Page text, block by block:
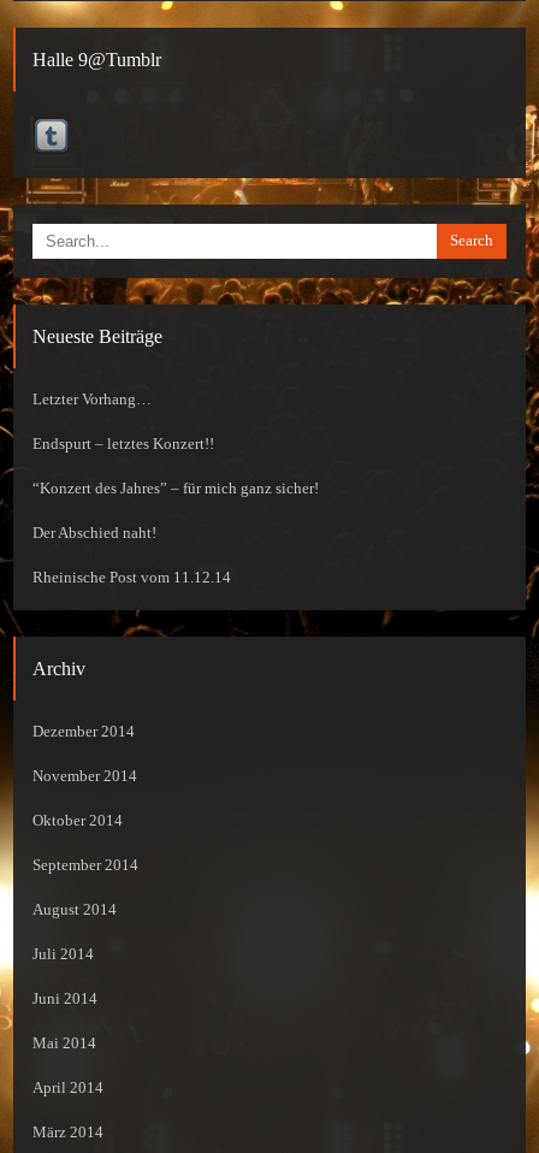
Halle 9@Tumblr
Search
Neueste Beiträge
Letzter Vorhang…
Endspurt – letztes Konzert!!
“Konzert des Jahres” – für mich ganz sicher!
Der Abschied naht!
Rheinische Post vom 11.12.14
Archiv
Dezember 2014
November 2014
Oktober 2014
September 2014
August 2014
Juli 2014
Juni 2014
Mai 2014
April 2014
März 2014